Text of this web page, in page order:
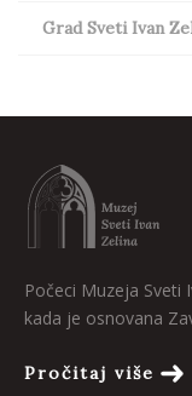
Grad Sveti Ivan
Počeci Muzeja Sveti
kada je osnovana
Pročitaj više